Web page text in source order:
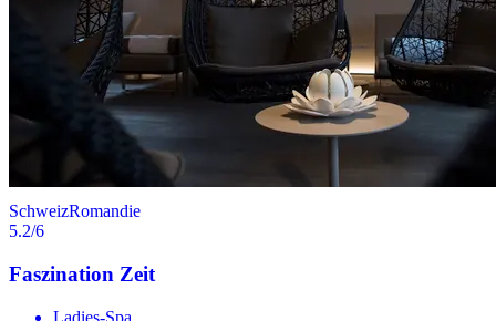
SchweizRomandie
5.2/6
Faszination Zeit
Ladies-Spa